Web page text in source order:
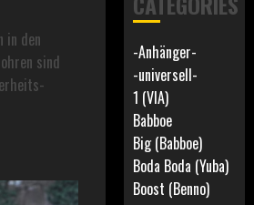
in den
sind
-Anhänger-
-universell-
1 (VIA)
Babboe
Big (Babboe)
Boda Boda (Yuba)
Boost (Benno)